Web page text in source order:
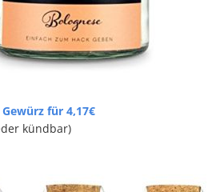
für 4,17€
kündbar)